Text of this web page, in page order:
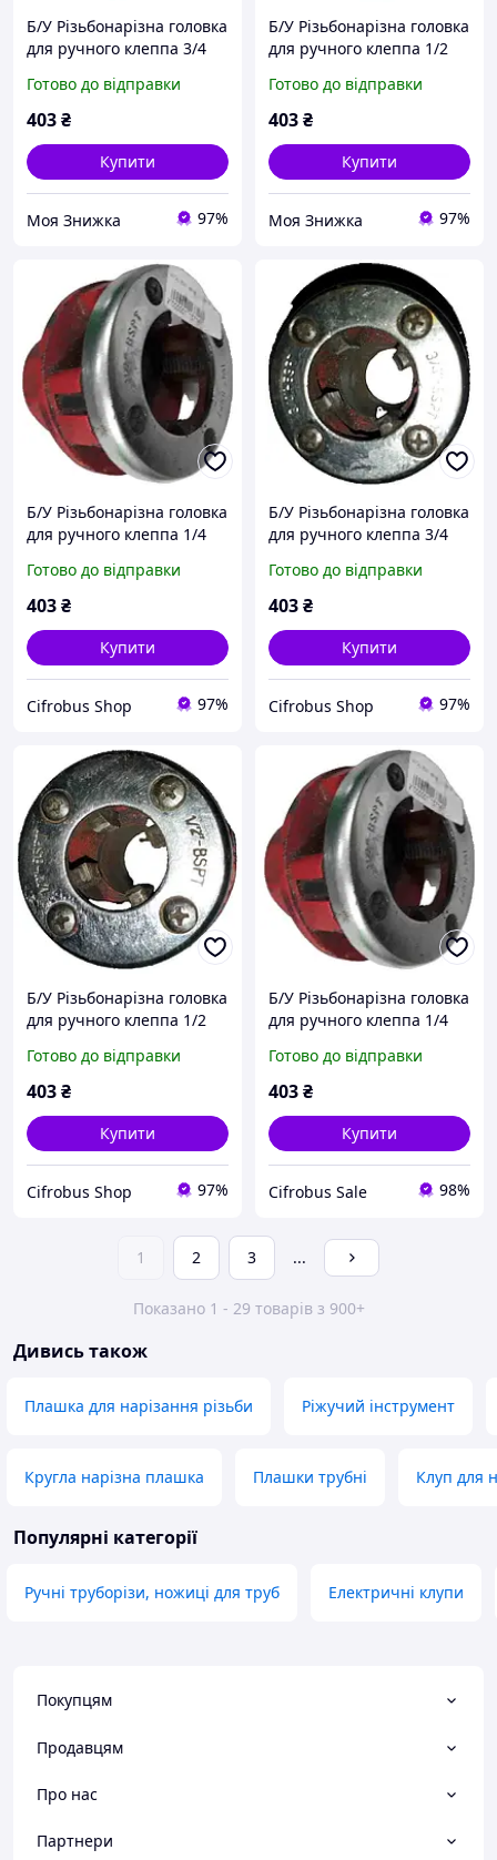
Б/У Різьбонарізна головка
для ручного клеппа 3/4
Готово до відправки
403₴
Купити
Моя Знижка 97%
Б/У Різьбонарізна головка
для ручного клеппа 1/2
Готово до відправки
403₴
Купити
Моя Знижка 97%
Б/У Різьбонарізна головка
для ручного клеппа 1/4
Готово до відправки
403₴
Купити
Cifrobus Shop 97%
Б/У Різьбонарізна головка
для ручного клеппа 3/4
Готово до відправки
403₴
Купити
Cifrobus Shop 97%
Б/У Різьбонарізна головка
для ручного клеппа 1/2
Готово до відправки
403₴
Купити
Cifrobus Shop 97%
Б/У Різьбонарізна головка
для ручного клеппа 1/4
Готово до відправки
403₴
Купити
Cifrobus Sale 98%
1 2 3 ...
Показано 1 - 29 товарів з 900+
Дивись також
Плашка для нарізання різьби Ріжучий інструмент
Кругла нарізна плашка Плашки трубні Клуп для
Популярні категорії
Ручні труборізи, ножиці для труб Електричні клупи
Покупцям
Продавцям
Про нас
Партнери